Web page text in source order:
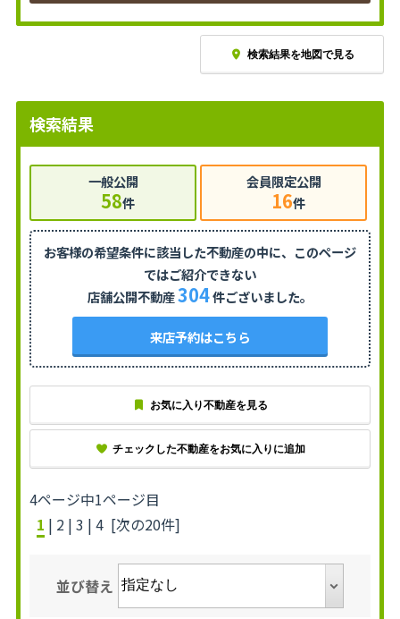
検索結果を地図で見る
検索結果
一般公開
58件
会員限定公開
16件
お客様の希望条件に該当した不動産の中に、 このページ
ではご紹介できない
店舗公開不動産304件ございました。
来店予約はこちら
お気に入り不動産を見る
チェックした不動産をお気に入りに追加
4ページ中1ページ目
1 | 2 | 3 | 4 [次の20件]
並び替え